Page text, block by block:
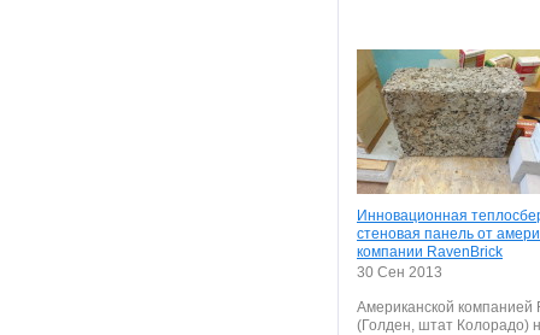
Инновационная
стеновая панель от
компании RavenBrick
30 Сен 2013
Американской компанией
(Голден, штат Колорадо)